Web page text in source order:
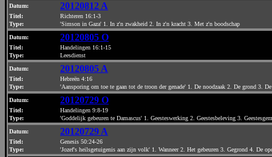
Datum: 20120812 A
Titel:
Richteren 16:1-3
Type:
'Simson in Gaza' 1. In z'n zwakheid 2. In z'n kracht 3. Met z'n boodschap
Datum: 20120805 O
Titel:
Handelingen 16:1-15
Type:
Leesdienst
Datum: 20120805 A
Titel:
Hebreën 4:16
Type:
'Aansporing om toe te gaan tot de troon der genade' 1. De noodzaak 2. De grond 3. De
Datum: 20120729 O
Titel:
Handelingen 9:8-19
Type:
'Goddelijk gebeuren te Damascus' 1. Geesteswerking 2. Geestesbeleving 3.
Datum: 20120729 A
Titel:
Genesis 50:24-26
Type:
'Jozef's heilsgetuigenis aan zijn volk' 1. Wanneer 2. Het gebeuren 3. Gegrond 4. De